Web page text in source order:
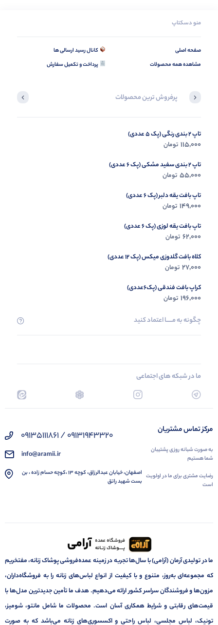
منو دسکتاپ
صفحه اصلی
مشاهده همه محصولات
کانال رسید ارسالی ها
پرداخت و تکمیل سفارش
پرفروش ترین محصولات
تاپ 2 بندی رنگی (پک 5 عددی)
115,000 تومان
تاپ 2 بندی سفید مشکی (پک 6 عددی)
55,000 تومان
تاپ بافت یقه دلبر (پک 6 عددی)
149,000 تومان
تاپ بافت یقه لوزی (پک 6 عددی)
62,000 تومان
کلاه بافت گلدوزی میکس (پک 12 عددی)
27,000 تومان
کراپ بافت فندقی (پک6عددی)
196,000 تومان
کلاه و شال گردنی داخل خز (پک 6 عددی)
195,000 تومان
چگونه به مــــــا اعتماد کنید
ما در شبکه های اجتماعی
مرکز تماس مشتریان
به صورت شبانه روزی پشتیبان
شما هستیم
رضایت مشتری برای ما در اولویت
است
09131943320 / 09135111861
info@aramii.ir
اصفهان، خیابان عبدالرزاق، کوچه 13 ،کوچه حسام زاده ، بن
بست شهید راتق
ما در تولیدی آرمان (آرامی) با سال‌ها تجربه در زمینه عمده‌فروشی پوشاک زنانه، مفتخریم
که مجموعه‌ای به‌روز، متنوع و با کیفیت از انواع لباس‌های زنانه را به فروشگاه‌داران،
مزون‌ها و فروشندگان سراسر کشور ارائه می‌دهیم. هدف ما تأمین جدیدترین مدل‌ها با
قیمت‌های رقابتی و شرایط همکاری آسان است. محصولات ما شامل مانتو، شومیز،
تونیک، لباس مجلسی، لباس راحتی و اکسسوری‌های زنانه می‌باشد که به صورت